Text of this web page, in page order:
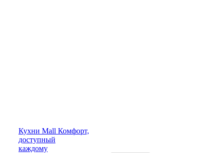
Кухни Mall Комфорт,
доступный
каждому